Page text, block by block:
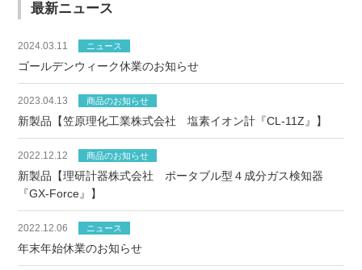
最新ニュース
2024.03.11 ニュース
ゴールデンウィーク休業のお知らせ
2023.04.13 商品のお知らせ
新製品【笠原理化工業株式会社 塩素イオン計『CL-11Z』】
2022.12.12 商品のお知らせ
新製品【理研計器株式会社 ポータブル型４成分ガス検知器
『GX-Force』】
2022.12.06 ニュース
年末年始休業のお知らせ